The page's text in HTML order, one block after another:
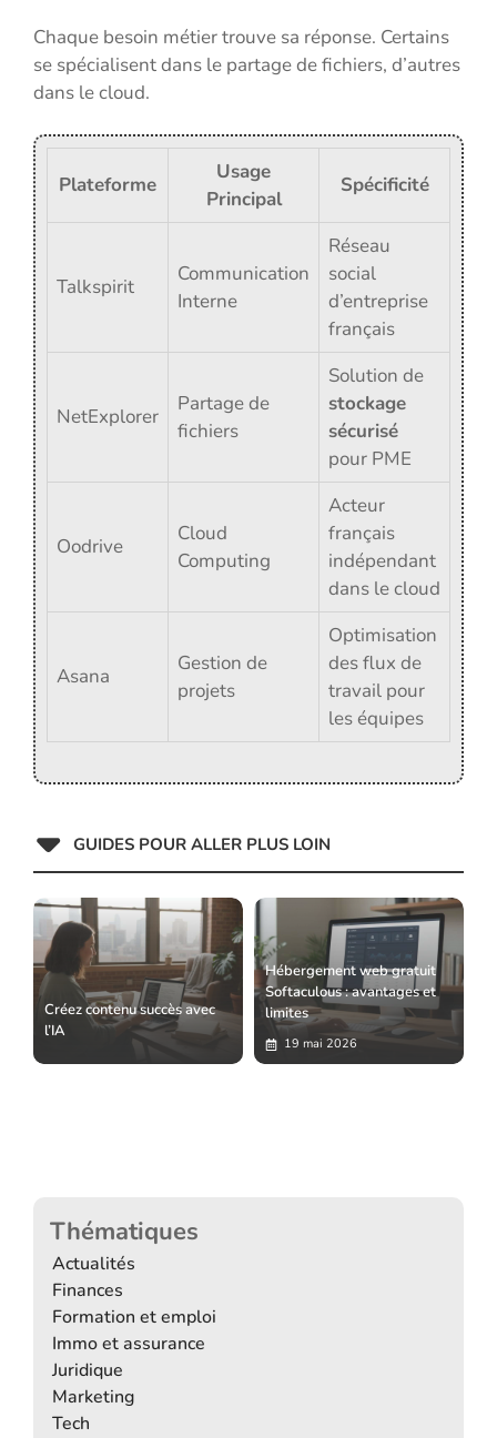
Chaque besoin métier trouve sa réponse. Certains
se spécialisent dans le partage de fichiers, d’autres
dans le cloud.
Plateforme
Usage
Principal
Spécificité
Talkspirit
Communication
Interne
Réseau
social
d’entreprise
français
NetExplorer
Partage de
fichiers
Solution de
stockage
sécurisé
pour PME
Oodrive
Cloud
Computing
Acteur
français
indépendant
dans le cloud
Asana
Gestion de
projets
Optimisation
des flux de
travail pour
les équipes
GUIDES POUR ALLER PLUS LOIN
Créez contenu succès avec
l’IA
Hébergement web gratuit
Softaculous : avantages et
limites
19 mai 2026
Thématiques
Actualités
Finances
Formation et emploi
Immo et assurance
Juridique
Marketing
Tech